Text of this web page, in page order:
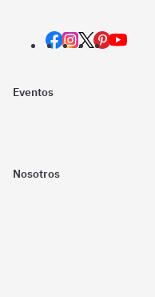
Eventos
Nosotros